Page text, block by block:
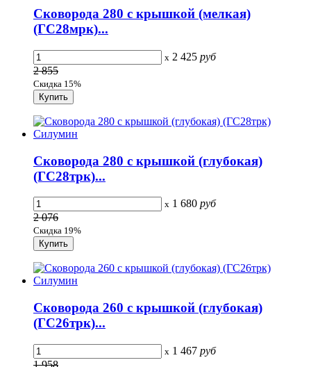
Сковорода 280 с крышкой (мелкая)
(ГС28мpк)...
x 2 425 руб
2 855
Скидка 15%
Сковорода 280 с крышкой (глубокая)
(ГС28тpк)...
x 1 680 руб
2 076
Скидка 19%
Сковорода 260 с крышкой (глубокая)
(ГС26тpк)...
x 1 467 руб
1 958